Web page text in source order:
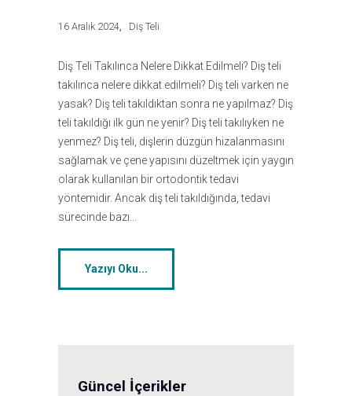
16 Aralık 2024 Diş Teli
Diş Teli Takılınca Nelere Dikkat Edilmeli? Diş teli
takılınca nelere dikkat edilmeli? Diş teli varken ne
yasak? Diş teli takıldıktan sonra ne yapılmaz? Diş
teli takıldığı ilk gün ne yenir? Diş teli takılıyken ne
yenmez? Diş teli, dişlerin düzgün hizalanmasını
sağlamak ve çene yapısını düzeltmek için yaygın
olarak kullanılan bir ortodontik tedavi
yöntemidir. Ancak diş teli takıldığında, tedavi
sürecinde bazı…
Yazıyı Oku...
Güncel İçerikler